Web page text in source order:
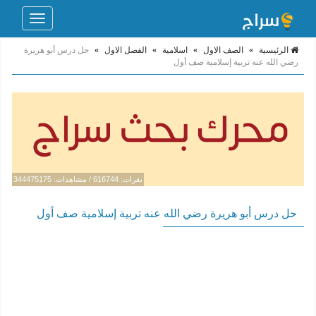
Toggle
الرئيسية » الصف الاول » اسلامية » الفصل الاول » حل درس أبو هريرة
رضي الله عنه تربية إسلامية صف أول
نقرات: 616744 / مشاهدات: 344475175
حل درس أبو هريرة رضي الله عنه تربية إسلامية صف أول